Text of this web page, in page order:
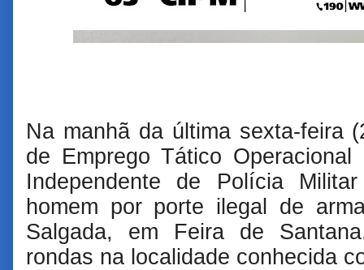
Na manhã da última sexta-feira
de Emprego Tático
Independente de Polícia
homem por porte ilegal de
Salgada, em Feira de
rondas na localidade conhecida